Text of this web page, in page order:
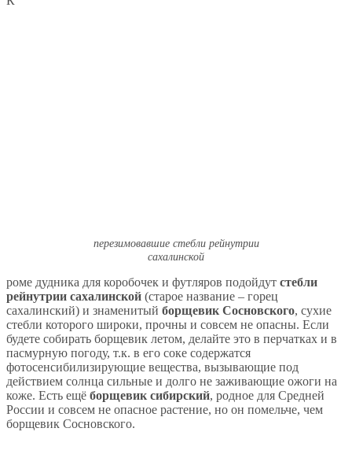
перезимовавшие стебли рейнутрии
сахалинской
роме дудника для коробочек и футляров подойдут стебли
рейнутрии сахалинской (старое название – горец
сахалинский) и знаменитый борщевик Сосновского, сухие
стебли которого широки, прочны и совсем не опасны. Если
будете собирать борщевик летом, делайте это в перчатках и в
пасмурную погоду, т.к. в его соке содержатся
фотосенсибилизирующие вещества, вызывающие под
действием солнца сильные и долго не заживающие ожоги на
коже. Есть ещё борщевик сибирский, родное для Средней
России и совсем не опасное растение, но он помельче, чем
борщевик Сосновского.